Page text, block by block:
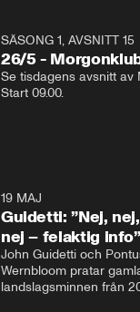
SÄSONG 1, AVSNITT 15
26/5 -
Se tisdagens avsnitt av
Start 09.00.
19 MAJ
Guidetti: ”Nej, nej,
nej – felaktig info”
John Guidetti och
Wernbloom pratar
landslagsminnen från